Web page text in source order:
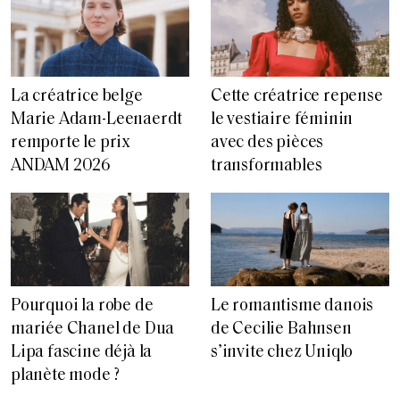
La créatrice belge
Marie Adam-Leenaerdt
remporte le prix
ANDAM 2026
Cette créatrice repense
le vestiaire féminin
avec des pièces
transformables
Pourquoi la robe de
mariée Chanel de Dua
Lipa fascine déjà la
planète mode ?
Le romantisme danois
de Cecilie Bahnsen
s’invite chez Uniqlo